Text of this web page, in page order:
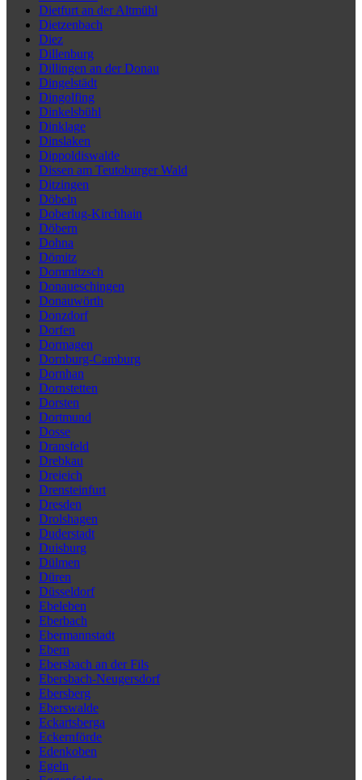
Dietfurt an der Altmühl
Dietzenbach
Diez
Dillenburg
Dillingen an der Donau
Dingelstädt
Dingolfing
Dinkelsbühl
Dinklage
Dinslaken
Dippoldiswalde
Dissen am Teutoburger Wald
Ditzingen
Döbeln
Doberlug-Kirchhain
Döbern
Dohna
Dömitz
Dommitzsch
Donaueschingen
Donauwörth
Donzdorf
Dorfen
Dormagen
Dornburg-Camburg
Dornhan
Dornstetten
Dorsten
Dortmund
Dosse
Dransfeld
Drebkau
Dreieich
Drensteinfurt
Dresden
Drolshagen
Duderstadt
Duisburg
Dülmen
Düren
Düsseldorf
Ebeleben
Eberbach
Ebermannstadt
Ebern
Ebersbach an der Fils
Ebersbach-Neugersdorf
Ebersberg
Eberswalde
Eckartsberga
Eckernförde
Edenkoben
Egeln